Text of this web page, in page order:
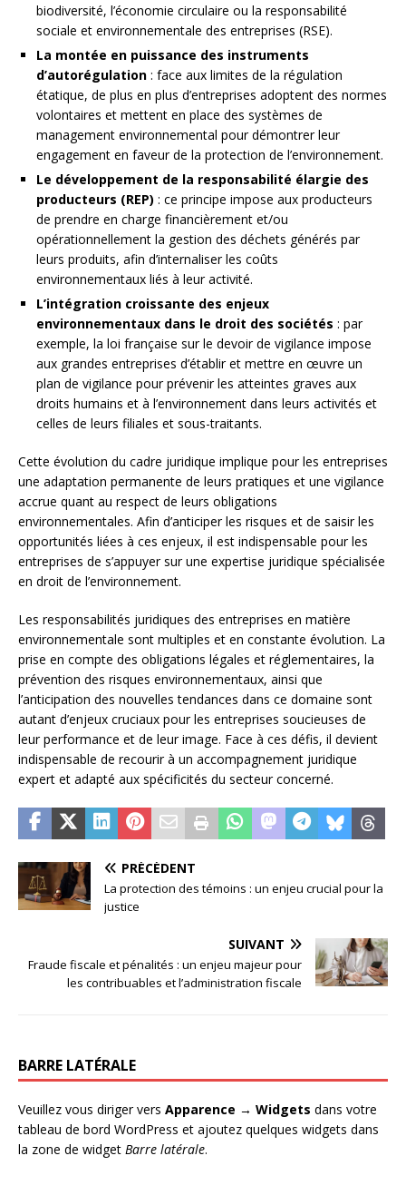
biodiversité, l’économie circulaire ou la responsabilité
sociale et environnementale des entreprises (RSE).
La montée en puissance des instruments
d’autorégulation : face aux limites de la régulation
étatique, de plus en plus d’entreprises adoptent des normes
volontaires et mettent en place des systèmes de
management environnemental pour démontrer leur
engagement en faveur de la protection de l’environnement.
Le développement de la responsabilité élargie des
producteurs (REP) : ce principe impose aux producteurs
de prendre en charge financièrement et/ou
opérationnellement la gestion des déchets générés par
leurs produits, afin d’internaliser les coûts
environnementaux liés à leur activité.
L’intégration croissante des enjeux
environnementaux dans le droit des sociétés : par
exemple, la loi française sur le devoir de vigilance impose
aux grandes entreprises d’établir et mettre en œuvre un
plan de vigilance pour prévenir les atteintes graves aux
droits humains et à l’environnement dans leurs activités et
celles de leurs filiales et sous-traitants.
Cette évolution du cadre juridique implique pour les entreprises
une adaptation permanente de leurs pratiques et une vigilance
accrue quant au respect de leurs obligations
environnementales. Afin d’anticiper les risques et de saisir les
opportunités liées à ces enjeux, il est indispensable pour les
entreprises de s’appuyer sur une expertise juridique spécialisée
en droit de l’environnement.
Les responsabilités juridiques des entreprises en matière
environnementale sont multiples et en constante évolution. La
prise en compte des obligations légales et réglementaires, la
prévention des risques environnementaux, ainsi que
l’anticipation des nouvelles tendances dans ce domaine sont
autant d’enjeux cruciaux pour les entreprises soucieuses de
leur performance et de leur image. Face à ces défis, il devient
indispensable de recourir à un accompagnement juridique
expert et adapté aux spécificités du secteur concerné.
PRÉCÉDENT
La protection des témoins : un enjeu crucial pour la
justice
SUIVANT
Fraude fiscale et pénalités : un enjeu majeur pour
les contribuables et l’administration fiscale
BARRE LATÉRALE
Veuillez vous diriger vers Apparence → Widgets dans votre
tableau de bord WordPress et ajoutez quelques widgets dans
la zone de widget Barre latérale.